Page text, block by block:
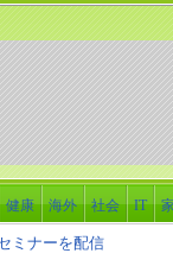
健康 海外 社会 IT
ミナーを配信